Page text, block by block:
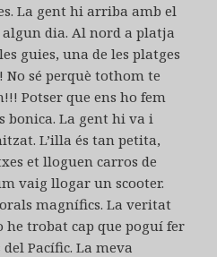
La gent hi arriba amb el
dia. Al nord a platja
guies, una de les platges
No sé perquè tothom te
Potser que ens ho fem
bonica. La gent hi va i
L’illa és tan petita,
et lloguen carros de
vaig llogar un scooter.
magnífics. La veritat
he trobat cap que poguí fer
Pacífic. La meva